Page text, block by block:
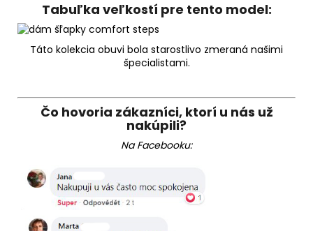
Tabuľka veľkostí pre tento model:
Táto kolekcia obuvi bola starostlivo zmeraná našimi
špecialistami.
Čo hovoria zákazníci, ktorí u nás už
nakúpili?
Na Facebooku: